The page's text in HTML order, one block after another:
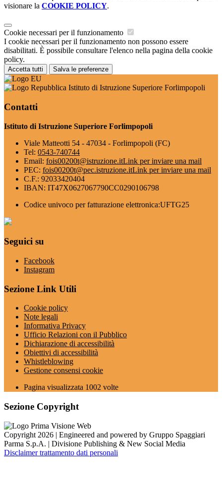
visionare la COOKIE POLICY.
Cookie necessari per il funzionamento
I cookie necessari per il funzionamento non possono essere
disabilitati. È possibile consultare l'elenco nella pagina della cookie
policy.
Accetta tutti Salva le preferenze
Istituto di Istruzione Superiore Forlimpopoli
Contatti
Istituto di Istruzione Superiore Forlimpopoli
Viale Matteotti 54 - 47034 - Forlimpopoli (FC)
Tel: 0543-740744
Email: fois00200t@istruzione.itLink per inviare una mail
PEC: fois00200t@pec.istruzione.itLink per inviare una mail
C.F.: 92033420404
IBAN: IT47X0627067790CC0290106798
Codice univoco per fatturazione elettronica:UFTG25
Seguici su
Facebook
Instagram
Sezione Link Utili
Cookie policy
Note legali
Informativa Privacy
Ufficio Relazioni con il Pubblico
Dichiarazione di accessibilità
Obiettivi di accessibilità
Whistleblowing
Gestione consensi cookie
Pagina visualizzata 1002 volte
Sezione Copyright
Copyright 2026 | Engineered and powered by Gruppo Spaggiari
Parma S.p.A. | Divisione Publishing & New Social Media
Disclaimer trattamento dati personali